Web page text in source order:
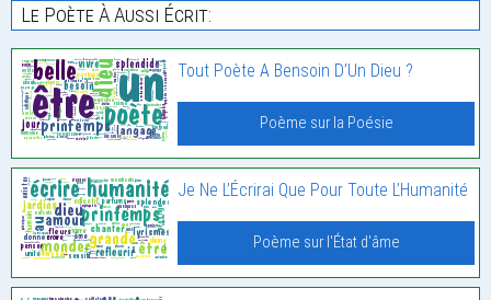
Le Poète À Aussi Écrit:
Tout Poète A Bensoin D’Un Dieu ?
Poème sur la Poésie
Je Ne L’Écrirai Que Pour Toute L’Humanité
Poème sur l'État d'âme